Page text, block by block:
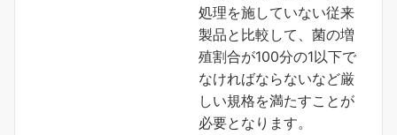
処理を施していない従来
製品と比較して、菌の増
殖割合が100分の1以下で
なければならないなど厳
しい規格を満たすことが
必要となります。